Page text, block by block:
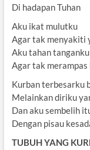
Di hadapan Tuhan
Aku ikat mulutku
Agar tak menyakiti
Aku tahan tanganku
Agar tak merampas
Kurban terbesarku
Melainkan diriku
Dan aku sembelih
Dengan pisau
TUBUH YANG